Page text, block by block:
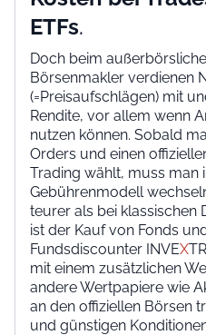
ETFs.
Doch beim
Börsenmakler verdienen
(=Preisaufschlägen) mit
Rendite, vor allem wenn
nutzen können. Sobald
Orders und einen
Trading wählt, muss man
Gebührenmodell
teurer als bei klassischen
ist der Kauf von Fonds
Fundsdiscounter INVEX
mit einem zusätzlichen
andere Wertpapiere wie
an den offiziellen Börsen
und günstigen